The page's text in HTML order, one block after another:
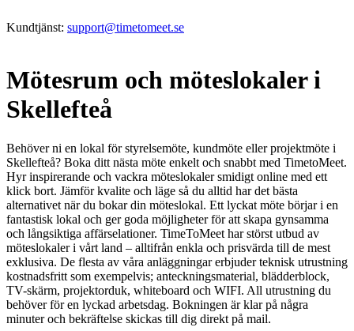
Kundtjänst: support@timetomeet.se
Mötesrum och möteslokaler i
Skellefteå
Behöver ni en lokal för styrelsemöte, kundmöte eller projektmöte i
Skellefteå? Boka ditt nästa möte enkelt och snabbt med TimetoMeet.
Hyr inspirerande och vackra möteslokaler smidigt online med ett
klick bort. Jämför kvalite och läge så du alltid har det bästa
alternativet när du bokar din möteslokal. Ett lyckat möte börjar i en
fantastisk lokal och ger goda möjligheter för att skapa gynsamma
och långsiktiga affärselationer. TimeToMeet har störst utbud av
möteslokaler i vårt land – alltifrån enkla och prisvärda till de mest
exklusiva. De flesta av våra anläggningar erbjuder teknisk utrustning
kostnadsfritt som exempelvis; anteckningsmaterial, blädderblock,
TV-skärm, projektorduk, whiteboard och WIFI. All utrustning du
behöver för en lyckad arbetsdag. Bokningen är klar på några
minuter och bekräftelse skickas till dig direkt på mail.